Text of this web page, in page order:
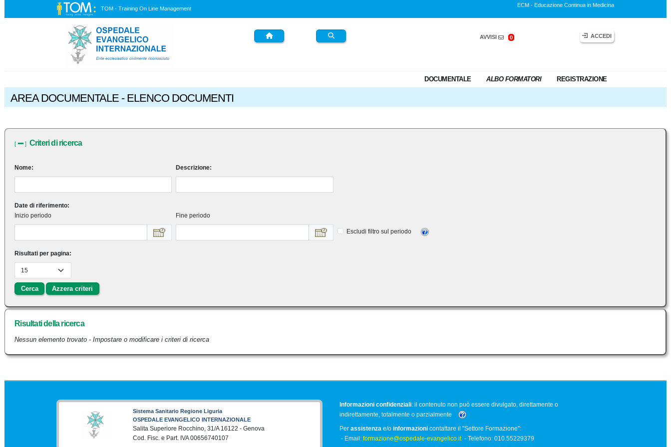
TOM - Training On Line Management
ECM - Educazione Continua in Medicina
AVVISI 0 ACCEDI
DOCUMENTALE ALBO FORMATORI REGISTRAZIONE
AREA DOCUMENTALE - ELENCO DOCUMENTI
[ ] Criteri di ricerca
Nome: Descrizione:
Date di riferimento:
Inizio periodo
Fine periodo
Escludi filtro sul periodo
Risultati per pagina:
Cerca Azzera criteri
Risultati della ricerca
Nessun elemento trovato - Impostare o modificare i criteri di ricerca
Sistema Sanitario Regione Liguria
OSPEDALE EVANGELICO INTERNAZIONALE
Salita Superiore Rocchino, 31/A 16122 - Genova
Cod. Fisc. e Part. IVA 00656740107
Informazioni confidenziali: il contenuto non può essere divulgato, direttamente o
indirettamente, totalmente o parzialmente
Perassistenza e/oinformazioni contattare il "Settore Formazione":
- Email:formazione@ospedale-evangelico.it- Telefono: 010.55229379